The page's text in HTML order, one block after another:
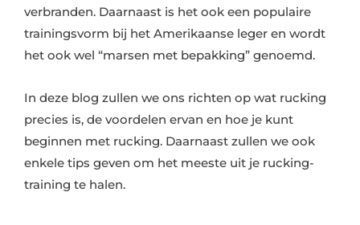
verbranden. Daarnaast is het ook een populaire
trainingsvorm bij het Amerikaanse leger en wordt
het ook wel “marsen met bepakking” genoemd.
In deze blog zullen we ons richten op wat rucking
precies is, de voordelen ervan en hoe je kunt
beginnen met rucking. Daarnaast zullen we ook
enkele tips geven om het meeste uit je rucking-
training te halen.